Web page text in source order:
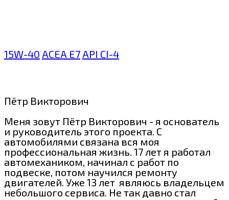
15W-40 ACEA E7 API CI-4
Пётр Викторович
Меня зовут Пётр Викторович - я основатель
и руководитель этого проекта. С
автомобилями связана вся моя
профессиональная жизнь. 17 лет я работал
автомехаником, начинал с работ по
подвеске, потом научился ремонту
двигателей. Уже 13 лет являюсь владельцем
небольшого сервиса. Не так давно стал